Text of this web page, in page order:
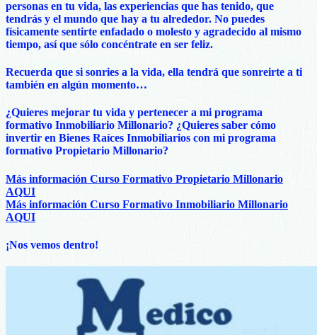
personas en tu vida, las experiencias que has tenido, que
tendrás y el mundo que hay a tu alrededor. No puedes
físicamente sentirte enfadado o molesto y agradecido al mismo
tiempo, así que sólo concéntrate en ser feliz.
Recuerda que si sonries a la vida, ella tendrá que sonreirte a ti
también en algún momento…
¿Quieres mejorar tu vida y pertenecer a mi programa
formativo Inmobiliario Millonario? ¿Quieres saber cómo
invertir en Bienes Raíces Inmobiliarios con mi programa
formativo Propietario Millonario?
Más información Curso Formativo Propietario Millonario
AQUI
Más información Curso Formativo Inmobiliario Millonario
AQUI
¡Nos vemos dentro!